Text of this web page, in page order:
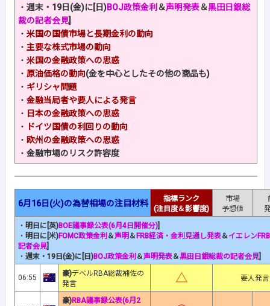
・ 週末・19日(金)に[日)BOJ政策金利 ＆声明発表＆黒田日銀総
裁の記者会見]
・ 米国の国債市場と長期金利の動向
・ 主要な株式市場の動向
・ 米国の金融政策への思惑
・ 原油価格の動向(金を中心としたその他の商品も)
・ ギリシャ問題
・ 金融当局者や要人による発言
・ 日本の金融政策への思惑
・
ドイツ国債の利回りの動向
・ 欧州の金融政策への思惑
・ 金融市場のリスク許容度
6月16日(火)の為替相場の注目材料
指標ランク
(注目度＆影響度)
市場
予想値
・ 明日に[英)BOE議事録公表(6月4日開催分)
・ 明日に[米)FOMC政策金利 ＆声明＆ FRB経済・金利見通し発表＆ イエレン
記者会見]
・ 週末・19日(金)に[日)BOJ政策金利 ＆声明発表＆黒田日銀総裁の記者会見]
06:55 豪)デベルRBA総裁補佐の
発言
△ 要人発言
豪)RBA議事録公表(6月2